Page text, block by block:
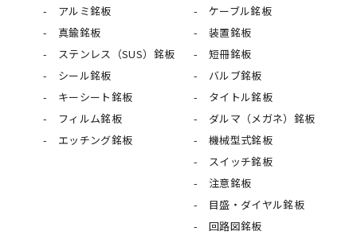
アルミ銘板
真鍮銘板
ステンレス（SUS）銘板
シール銘板
キーシート銘板
フィルム銘板
エッチング銘板
ケーブル銘板
装置銘板
短冊銘板
バルブ銘板
タイトル銘板
ダルマ（メガネ）銘板
機械型式銘板
スイッチ銘板
注意銘板
目盛・ダイヤル銘板
回路図銘板